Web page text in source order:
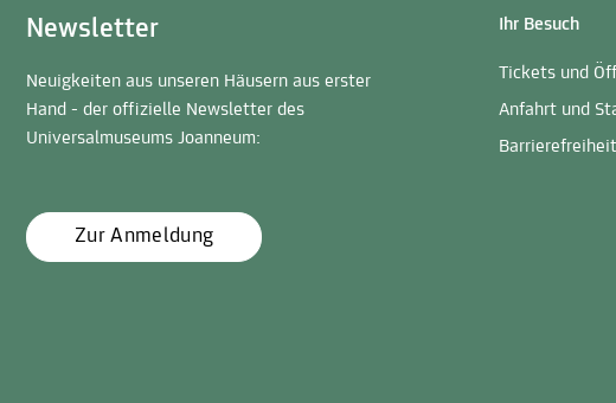
Newsletter
Neuigkeiten aus unseren Häusern aus erster
Hand - der offizielle Newsletter des
Universalmuseums Joanneum:
Zur Anmeldung
Ihr Besuch
Tickets und
Anfahrt und
Barrierefreiheit